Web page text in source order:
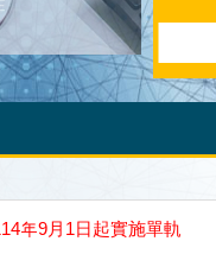
年9月1日起實施單軌